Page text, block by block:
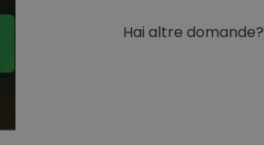
Hai altre domande?